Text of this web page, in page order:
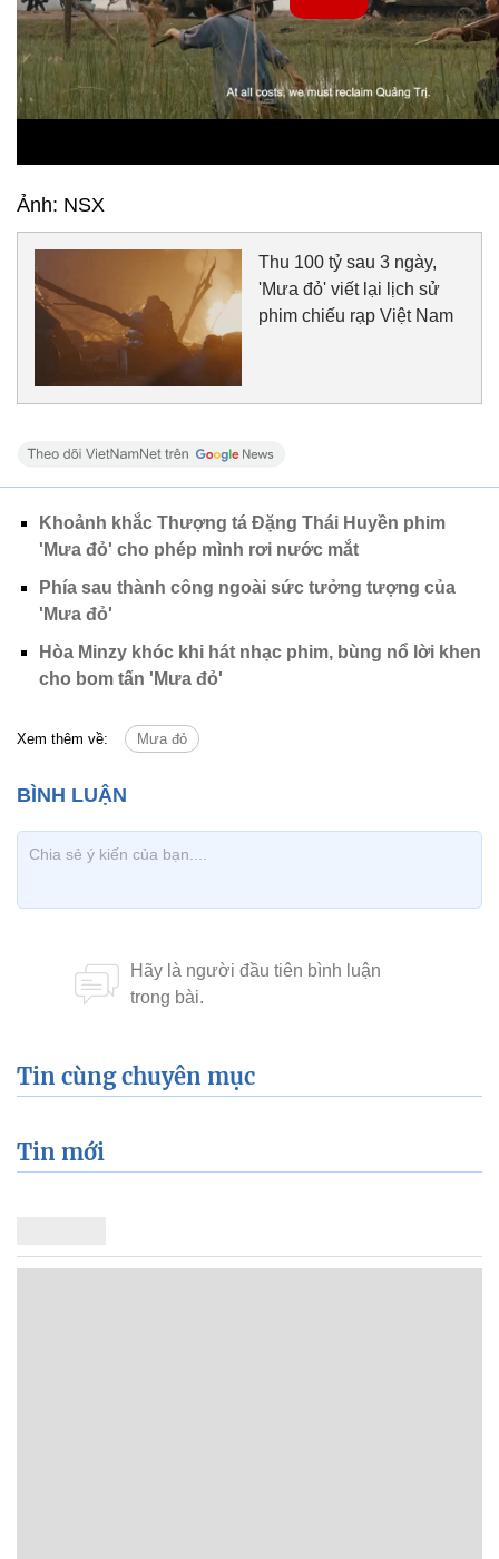
Ảnh: NSX
Thu 100 tỷ sau 3 ngày,
'Mưa đỏ' viết lại lịch sử
phim chiếu rạp Việt Nam
Khoảnh khắc Thượng tá Đặng Thái Huyền phim
'Mưa đỏ' cho phép mình rơi nước mắt
Phía sau thành công ngoài sức tưởng tượng của
'Mưa đỏ'
Hòa Minzy khóc khi hát nhạc phim, bùng nổ lời khen
cho bom tấn 'Mưa đỏ'
Xem thêm về: Mưa đỏ
Tin cùng chuyên mục
Tin mới